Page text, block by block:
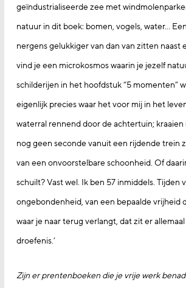
geïndustrialiseerde zee met
natuur in dit boek: bomen, vogels, water…
nergens gelukkiger van dan van zitten naast
vind je een microkosmos waarin je jezelf
schilderijen in het hoofdstuk “5 momenten”
eigenlijk precies waar het voor mij in het
waterral rennend door de achtertuin; kraaien
nog geen seconde vanuit een rijdende trein
van een onvoorstelbare schoonheid. Of
schuilt? Vast wel. Ik ben 57 inmiddels. Tijden
ongebondenheid, van een bepaalde vrijheid
waar je naar terug verlangt, dat zit er
droefenis.’
Zijn er prentenboeken die je vrije werk